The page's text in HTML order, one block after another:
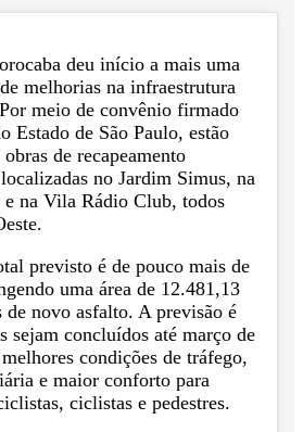
deu início a mais uma
melhorias na infraestrutura
meio de convênio firmado
Estado de São Paulo, estão
de recapeamento
no Jardim Simus, na
e na Vila Rádio Club, todos
previsto é de pouco mais de
uma área de 12.481,13
de novo asfalto. A previsão é
sejam concluídos até março de
condições de tráfego,
e maior conforto para
ciclistas e pedestres.